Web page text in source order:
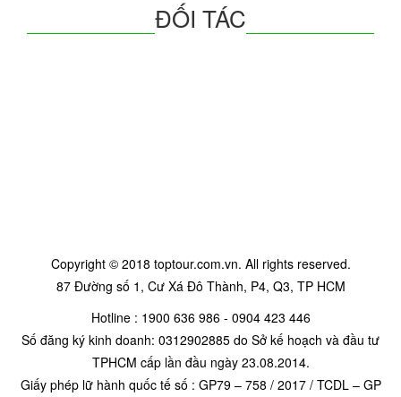
ĐỐI TÁC
Copyright © 2018 toptour.com.vn. All rights reserved.
87 Đường số 1, Cư Xá Đô Thành, P4, Q3, TP HCM
Hotline : 1900 636 986 - 0904 423 446
Số đăng ký kinh doanh: 0312902885 do Sở kế hoạch và đầu tư
TPHCM cấp lần đầu ngày 23.08.2014.
Giấy phép lữ hành quốc tế số : GP79 – 758 / 2017 / TCDL – GP